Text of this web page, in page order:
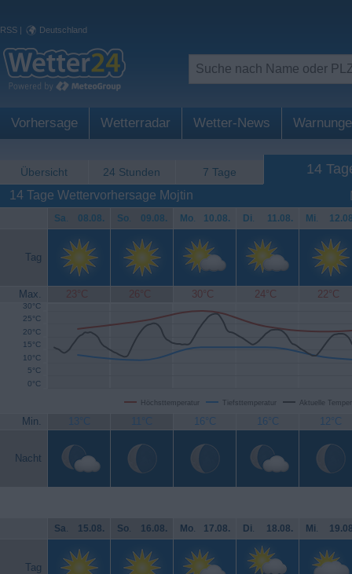
RSS | Deutschland
Vorhersage Wetterradar Wetter-News
Übersicht 24 Stunden 7 Tage 14
14 Tage Wettervorhersage Mojtin
Sa. 08.08. So. 09.08. Mo. 10.08. Di. 11.08. Mi.
Tag
Max. 23°C 26°C 30°C 24°C 22°C
Höchsttemperatur Tiefsttemperatur Aktuelle
0°C
5°C
10°C
15°C
20°C
25°C
30°C
Min. 13°C 11°C 16°C 16°C 12°C
Nacht
Sa. 15.08. So. 16.08. Mo. 17.08. Di. 18.08. Mi.
Tag